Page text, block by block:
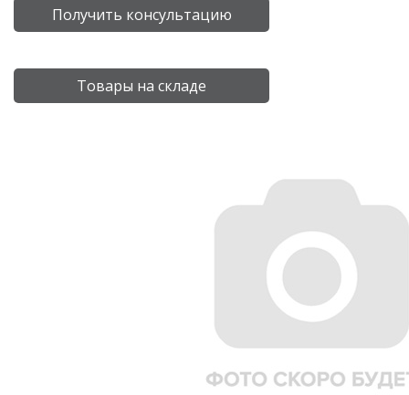
Получить консультацию
Товары на складе